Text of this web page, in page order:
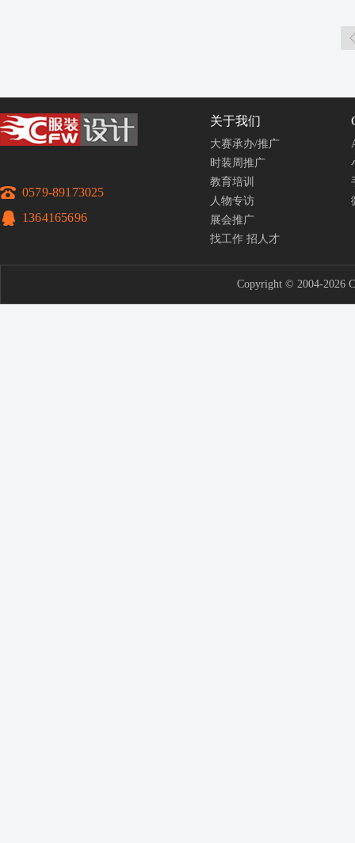
0579-89173025
1364165696
关于我们
大赛承办/推广
时装周推广
教育培训
人物专访
展会推广
找工作 招人才
Copyright © 2004-2026